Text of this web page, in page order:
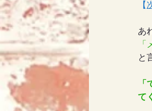
瞑想でお【
あ
と
て